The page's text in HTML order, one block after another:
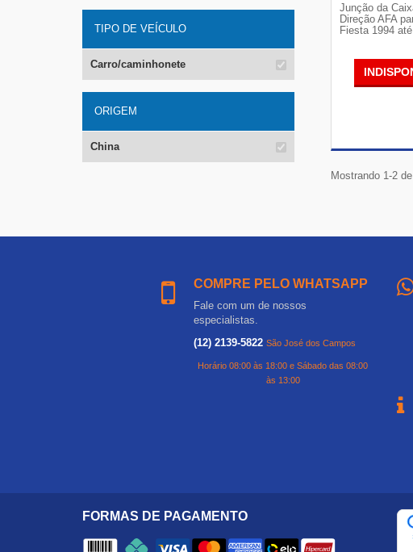
TIPO DE VEÍCULO
Carro/caminhonete
ORIGEM
China
Junção da
Direção AFA
Fiesta 1994 até
Mostrando 1-2
COMPRE PELO WHATSAPP
Fale com um de nossos
especialistas.
(12) 2139-5822 São José dos Campos
Horário 08:00 às 18:00 e Sábado das 08:00
às 13:00
FORMAS DE PAGAMENTO